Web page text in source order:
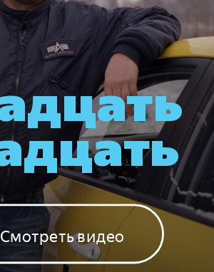
Смотреть видео